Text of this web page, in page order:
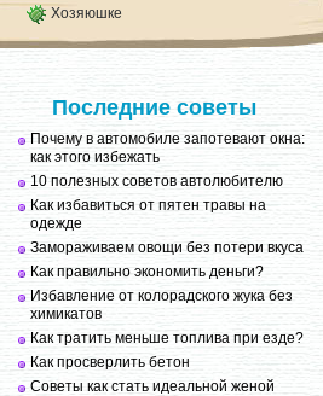
Хозяюшке
Последние советы
Почему в автомобиле запотевают окна:
как этого избежать
10 полезных советов автолюбителю
Как избавиться от пятен травы на
одежде
Замораживаем овощи без потери вкуса
Как правильно экономить деньги?
Избавление от колорадского жука без
химикатов
Как тратить меньше топлива при езде?
Как просверлить бетон
Советы как стать идеальной женой